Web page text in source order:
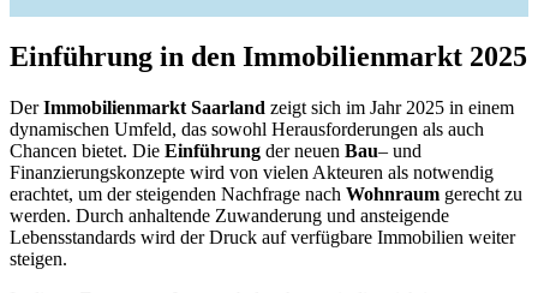
Einführung in den Immobilienmarkt 2025
DerImmobilienmarkt Saarland zeigt sich im Jahr 2025 in einem
dynamischen Umfeld, das sowohl Herausforderungen als auch
Chancen bietet. Die Einführung der neuen Bau– und
Finanzierungskonzepte wird von vielen Akteuren als notwendig
erachtet, um der steigenden Nachfrage nach Wohnraum gerecht zu
werden. Durch anhaltende Zuwanderung und ansteigende
Lebensstandards wird der Druck auf verfügbare Immobilien weiter
steigen.